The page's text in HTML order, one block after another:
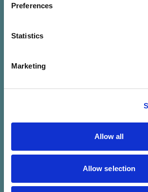
Preferences
Statistics
Marketing
Allow all
Allow selection
Nincs találat a
megadott
szűrésre